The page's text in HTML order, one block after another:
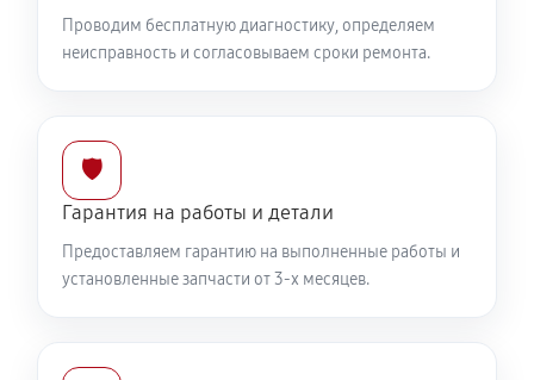
Проводим бесплатную диагностику, определяем
неисправность и согласовываем сроки ремонта.
🛡️
Гарантия на работы и детали
Предоставляем гарантию на выполненные работы и
установленные запчасти от 3-х месяцев.